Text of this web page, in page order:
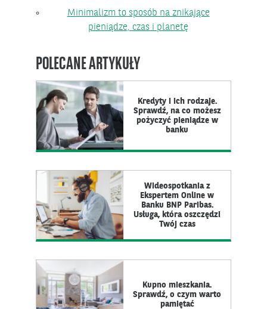
Minimalizm to sposób na znikające
pieniądze, czas i planetę
POLECANE ARTYKUŁY
Kredyty i ich rodzaje.
Sprawdź, na co możesz
pożyczyć pieniądze w
banku
Wideospotkania z
Ekspertem Online w
Banku BNP Paribas.
Usługa, która oszczędzi
Twój czas
Kupno mieszkania.
Sprawdź, o czym warto
pamiętać